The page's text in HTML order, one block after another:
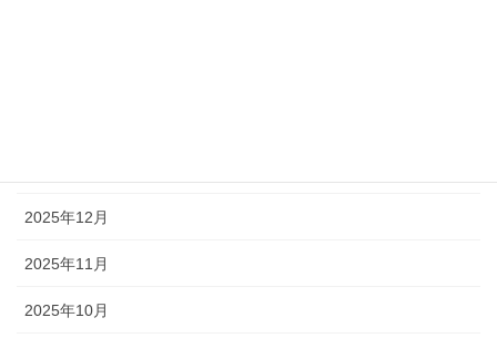
2025年12月
2025年11月
2025年10月